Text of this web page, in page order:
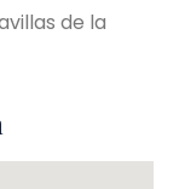
de la